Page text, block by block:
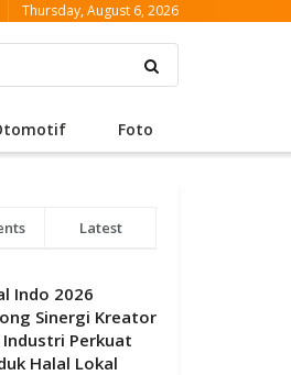
Thursday, August 6, 2026
Foto
Latest
Indo 2026
Sinergi Kreator
Industri Perkuat
Halal Lokal